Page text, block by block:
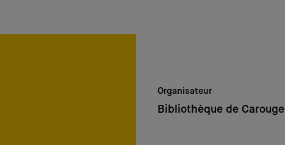
Organisateur
Bibliothèque de Carouge